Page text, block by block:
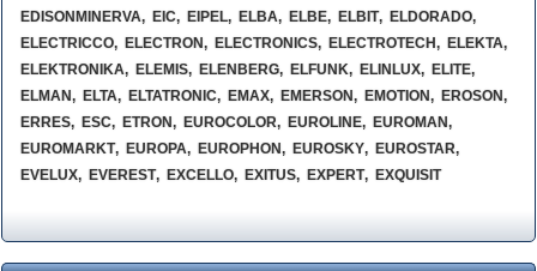
EDISONMINERVA, EIC, EIPEL, ELBA, ELBE, ELBIT, ELDORADO,
ELECTRICCO, ELECTRON, ELECTRONICS, ELECTROTECH , ELEKTA,
ELEKTRONIKA, ELEMIS, ELENBERG, ELFUNK, ELINLUX, ELITE,
ELMAN, ELTA, ELTATRONIC, EMAX, EMERSON, EMOTION, EROSON,
ERRES, ESC, ETRON, EUROCOLOR, EUROLINE, EUROMAN,
EUROMARKT, EUROPA, EUROPHON, EUROSKY, EUROSTAR,
EVELUX, EVEREST, EXCELLO, EXITUS, EXPERT, EXQUISIT